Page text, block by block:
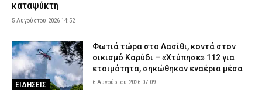
Υπό έλεγχο η φωτιά στο Κορωπί – Έκαψε ξερά χόρτα, είχε
σταλεί 112
ΕΙΔΗΣΕΙΣ
Γλυφάδα: ΙΧ παρέσυρε και σκότωσε 76χρονη στη Λεωφόρο
Βουλιαγμένης – Συνελήφθη η οδηγός
ΑΣΤΥΝΟΜΙΑ 5 Αυγούστου 2026 18:18
καταψύκτη
5 Αυγούστου 2026 14:52
ΕΙΔΗΣΕΙΣ
Φωτιά τώρα στο Λασίθι, κοντά στον
οικισμό Καρύδι – «Χτύπησε» 112 για
ετοιμότητα, σηκώθηκαν εναέρια μέσα
6 Αυγούστου 2026 07:09